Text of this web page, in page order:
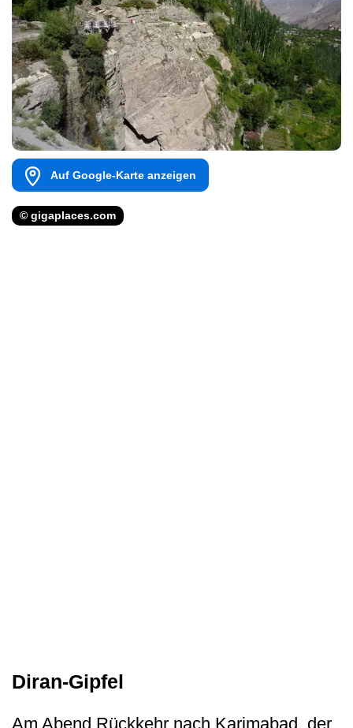
Auf Google-Karte anzeigen
© gigaplaces.com
Diran-Gipfel
Am Abend Rückkehr nach Karimabad, der